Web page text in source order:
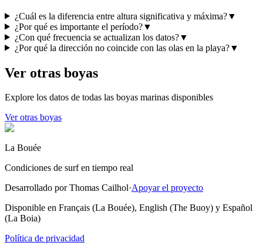
¿Cuál es la diferencia entre altura significativa y máxima?▼
¿Por qué es importante el período?▼
¿Con qué frecuencia se actualizan los datos?▼
¿Por qué la dirección no coincide con las olas en la playa?▼
Ver otras boyas
Explore los datos de todas las boyas marinas disponibles
Ver otras boyas
La Bouée
Condiciones de surf en tiempo real
Desarrollado por Thomas Cailhol·Apoyar el proyecto
Disponible en Français (La Bouée), English (The Buoy) y Español
(La Boia)
Política de privacidad